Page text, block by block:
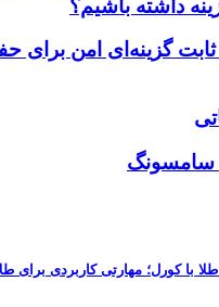
داشته باشیم؟
ثابت گزینه‌ای امن
سامسونگ
با کورل؛ مهارتی کاربردی برای